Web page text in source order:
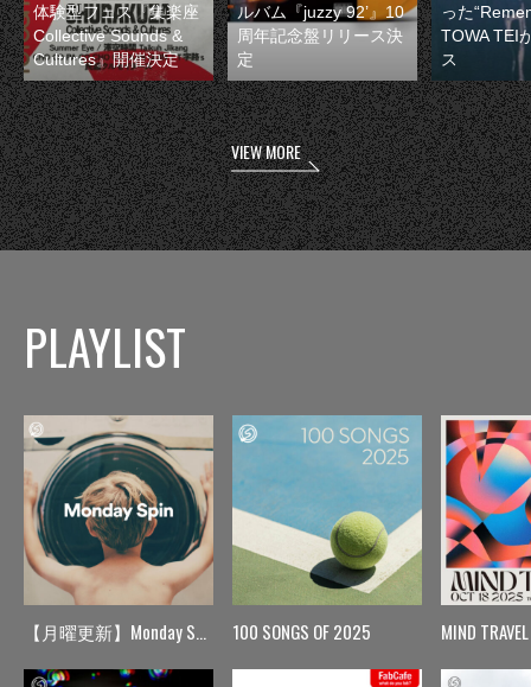
体験型フェス『集楽座
Collective Sounds &
Cultures』開催決定
ルバム『juzzy 92’』10
周年記念盤リリース決
定
った
TOWA TEI
ス
VIEW MORE
PLAYLIST
【月曜更新】Monday Spin 100 SONGS OF 2025 MIND TRAVEL